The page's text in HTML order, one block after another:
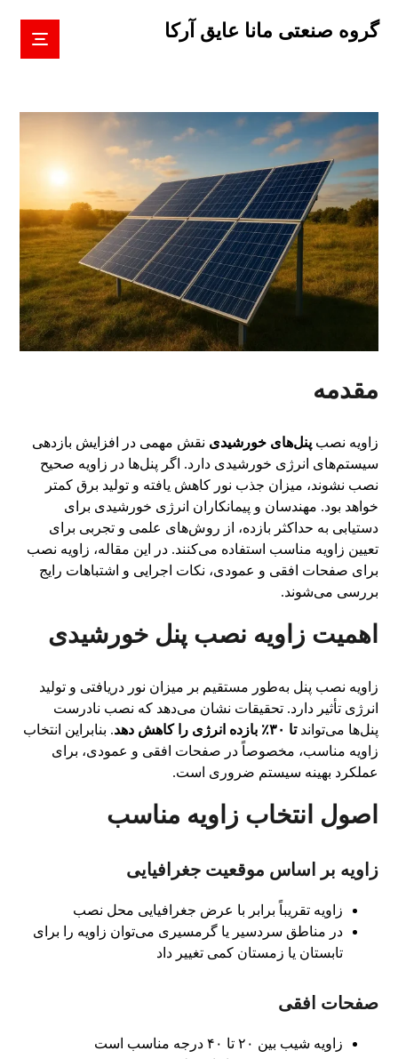
گروه صنعتی مانا عایق آرکا
مقدمه
زاویه نصبپنل‌های خورشیدی نقش مهمی در افزایش بازدهی
سیستم‌های انرژی خورشیدی دارد. اگر پنل‌ها در زاویه صحیح
نصب نشوند، میزان جذب نور کاهش یافته و تولید برق کمتر
خواهد بود. مهندسان و پیمانکاران انرژی خورشیدی برای
دستیابی به حداکثر بازده، از روش‌های علمی و تجربی برای
تعیین زاویه مناسب استفاده می‌کنند. در این مقاله، زاویه نصب
برای صفحات افقی و عمودی، نکات اجرایی و اشتباهات رایج
بررسی می‌شوند.
اهمیت زاویه نصب پنل خورشیدی
زاویه نصب پنل به‌طور مستقیم بر میزان نور دریافتی و تولید
انرژی تأثیر دارد. تحقیقات نشان می‌دهد که نصب نادرست
پنل‌ها می‌تواندتا ۳۰٪ بازده انرژی را کاهش دهد
. بنابراین انتخاب
زاویه مناسب، مخصوصاً در صفحات افقی و عمودی، برای
عملکرد بهینه سیستم ضروری است.
اصول انتخاب زاویه مناسب
زاویه بر اساس موقعیت جغرافیایی
زاویه تقریباً برابر با عرض جغرافیایی محل نصب
در مناطق سردسیر یا گرمسیری می‌توان زاویه را برای
تابستان یا زمستان کمی تغییر داد
صفحات افقی
زاویه شیب بین ۲۰ تا ۴۰ درجه مناسب است